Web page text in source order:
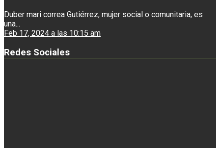
Duber mari correa Gutiérrez, mujer social o comunitaria, es
una...
Feb 17, 2024 a las 10:15 am
Redes Sociales